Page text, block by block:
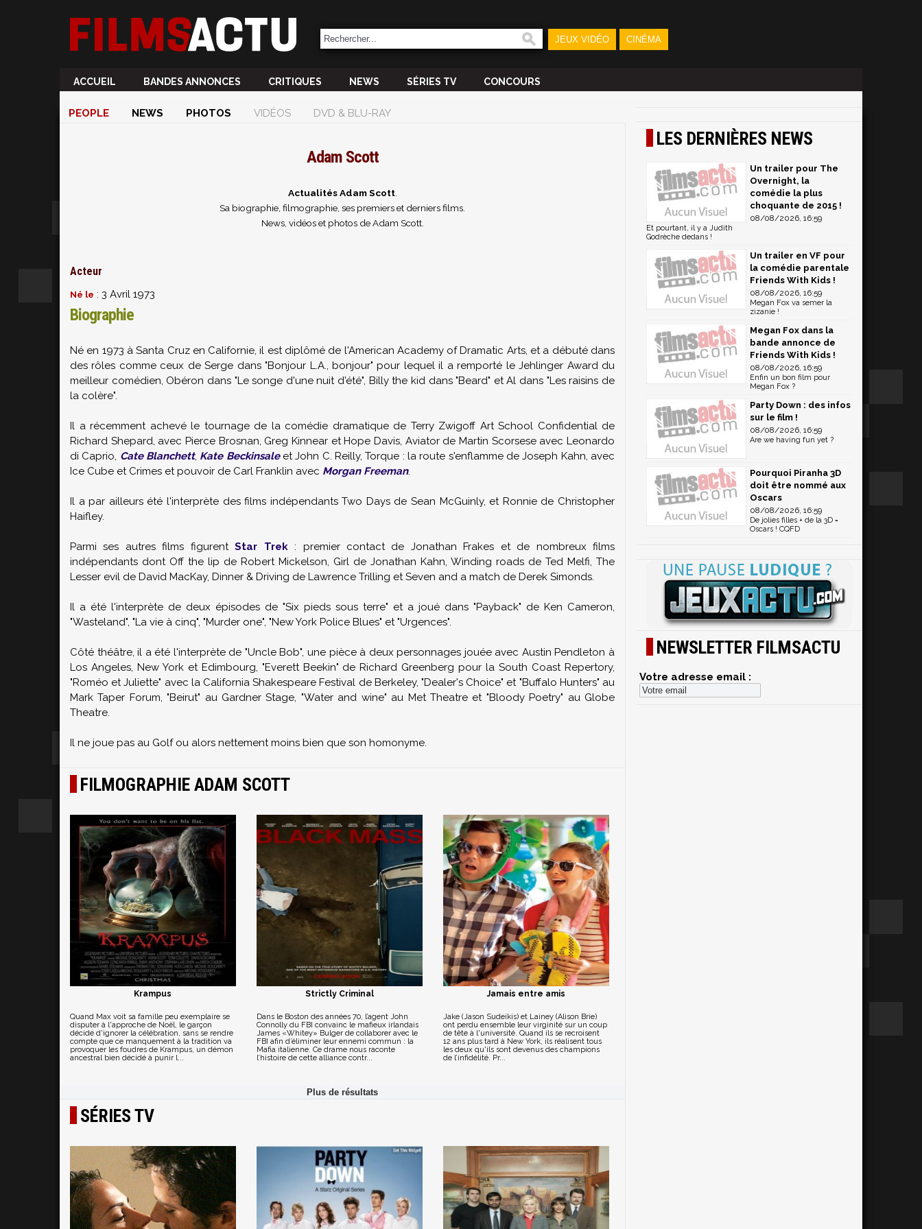
JEUX VIDÉO CINÉMA
ACCUEIL BANDES ANNONCES CRITIQUES NEWS SÉRIES TV CONCOURS
PEOPLE NEWS PHOTOS VIDÉOS DVD & BLU-RAY
Adam Scott
Actualités Adam Scott.
Sa biographie, filmographie, ses premiers et derniers films.
News, vidéos et photos de Adam Scott.
Acteur
Né le : 3 Avril 1973
Biographie
Né en 1973 à Santa Cruz en Californie, il est diplômé de l'American Academy of Dramatic Arts, et a débuté dans
des rôles comme ceux de Serge dans "Bonjour L.A., bonjour" pour lequel il a remporté le Jehlinger Award du
meilleur comédien, Obéron dans "Le songe d'une nuit d'été", Billy the kid dans "Beard" et Al dans "Les raisins de
la colère".
Il a récemment achevé le tournage de la comédie dramatique de Terry Zwigoff Art School Confidential de
Richard Shepard, avec Pierce Brosnan, Greg Kinnear et Hope Davis, Aviator de Martin Scorsese avec Leonardo
di Caprio, Cate Blanchett, Kate Beckinsaleet John C. Reilly, Torque : la route s'enflamme de Joseph Kahn, avec
Ice Cube et Crimes et pouvoir de Carl Franklin avec Morgan Freeman.
Il a par ailleurs été l'interprète des films indépendants Two Days de Sean McGuinly, et Ronnie de Christopher
Haifley.
Parmi ses autres films figurentStar Trek: premier contact de Jonathan Frakes et de nombreux films
indépendants dont Off the lip de Robert Mickelson, Girl de Jonathan Kahn, Winding roads de Ted Melfi, The
Lesser evil de David MacKay, Dinner & Driving de Lawrence Trilling et Seven and a match de Derek Simonds.
Il a été l'interprète de deux épisodes de "Six pieds sous terre" et a joué dans "Payback" de Ken Cameron,
"Wasteland", "La vie à cinq", "Murder one", "New York Police Blues" et "Urgences".
Côté théâtre, il a été l'interprète de "Uncle Bob", une pièce à deux personnages jouée avec Austin Pendleton à
Los Angeles, New York et Edimbourg, "Everett Beekin" de Richard Greenberg pour la South Coast Repertory,
"Roméo et Juliette" avec la California Shakespeare Festival de Berkeley, "Dealer's Choice" et "Buffalo Hunters" au
Mark Taper Forum, "Beirut" au Gardner Stage, "Water and wine" au Met Theatre et "Bloody Poetry" au Globe
Theatre.
Il ne joue pas au Golf ou alors nettement moins bien que son homonyme.
FILMOGRAPHIE ADAM SCOTT
Krampus
Quand Max voit sa famille peu exemplaire se
disputer à l'approche de Noël, le garçon
décide d'ignorer la célébration, sans se rendre
compte que ce manquement à la tradition va
provoquer les foudres de Krampus, un démon
ancestral bien décidé à punir l...
Strictly Criminal
Dans le Boston des années 70, l’agent John
Connolly du FBI convainc le mafieux irlandais
James «Whitey» Bulger de collaborer avec le
FBI afin d’éliminer leur ennemi commun : la
Mafia italienne. Ce drame nous raconte
l’histoire de cette alliance contr...
Jamais entre amis
Jake (Jason Sudeikis) et Lainey (Alison Brie)
ont perdu ensemble leur virginité sur un coup
de tête à l'université. Quand ils se recroisent
12 ans plus tard à New York, ils réalisent tous
les deux qu'ils sont devenus des champions
de l’infidélité. Pr...
SÉRIES TV
LES DERNIÈRES NEWS
Un trailer pour The
Overnight, la
comédie la plus
choquante de 2015 !
08/08/2026, 16:59
Et pourtant, il y a Judith
Godrèche dedans !
Un trailer en VF pour
la comédie parentale
Friends With Kids !
08/08/2026, 16:59
Megan Fox va semer la
zizanie !
Megan Fox dans la
bande annonce de
Friends With Kids !
08/08/2026, 16:59
Enfin un bon film pour
Megan Fox ?
Party Down : des infos
sur le film !
08/08/2026, 16:59
Are we having fun yet ?
Pourquoi Piranha 3D
doit être nommé aux
Oscars
08/08/2026, 16:59
De jolies filles + de la 3D =
Oscars ! CQFD
NEWSLETTER FILMSACTU
Votre adresse email :